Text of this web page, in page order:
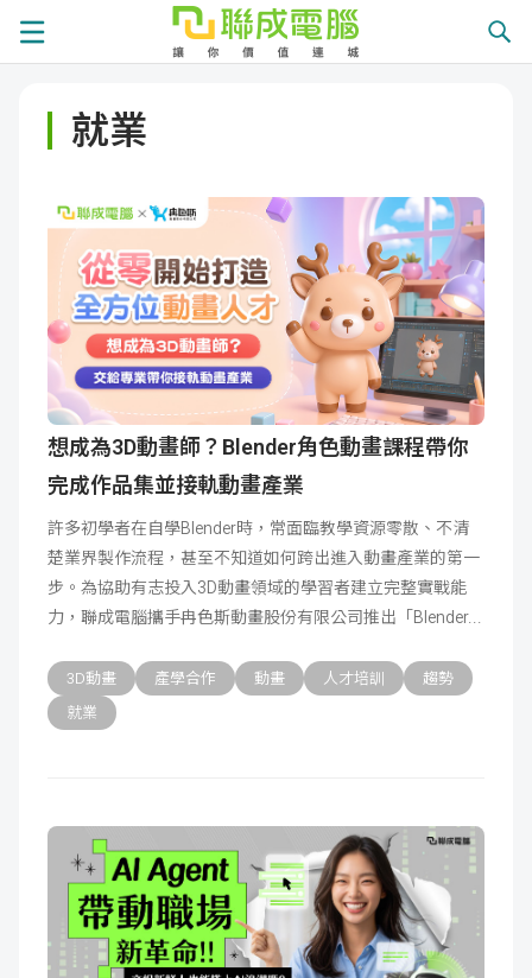
就業
想成為3D動畫師？Blender角色動畫課程帶你
完成作品集並接軌動畫產業
許多初學者在自學Blender時，常面臨教學資源零散、不清
楚業界製作流程，甚至不知道如何跨出進入動畫產業的第一
步。為協助有志投入3D動畫領域的學習者建立完整實戰能
力，聯成電腦攜手冉色斯動畫股份有限公司推出「Blender
3D動畫 產學合作 動畫 人才培訓
趨勢
就業